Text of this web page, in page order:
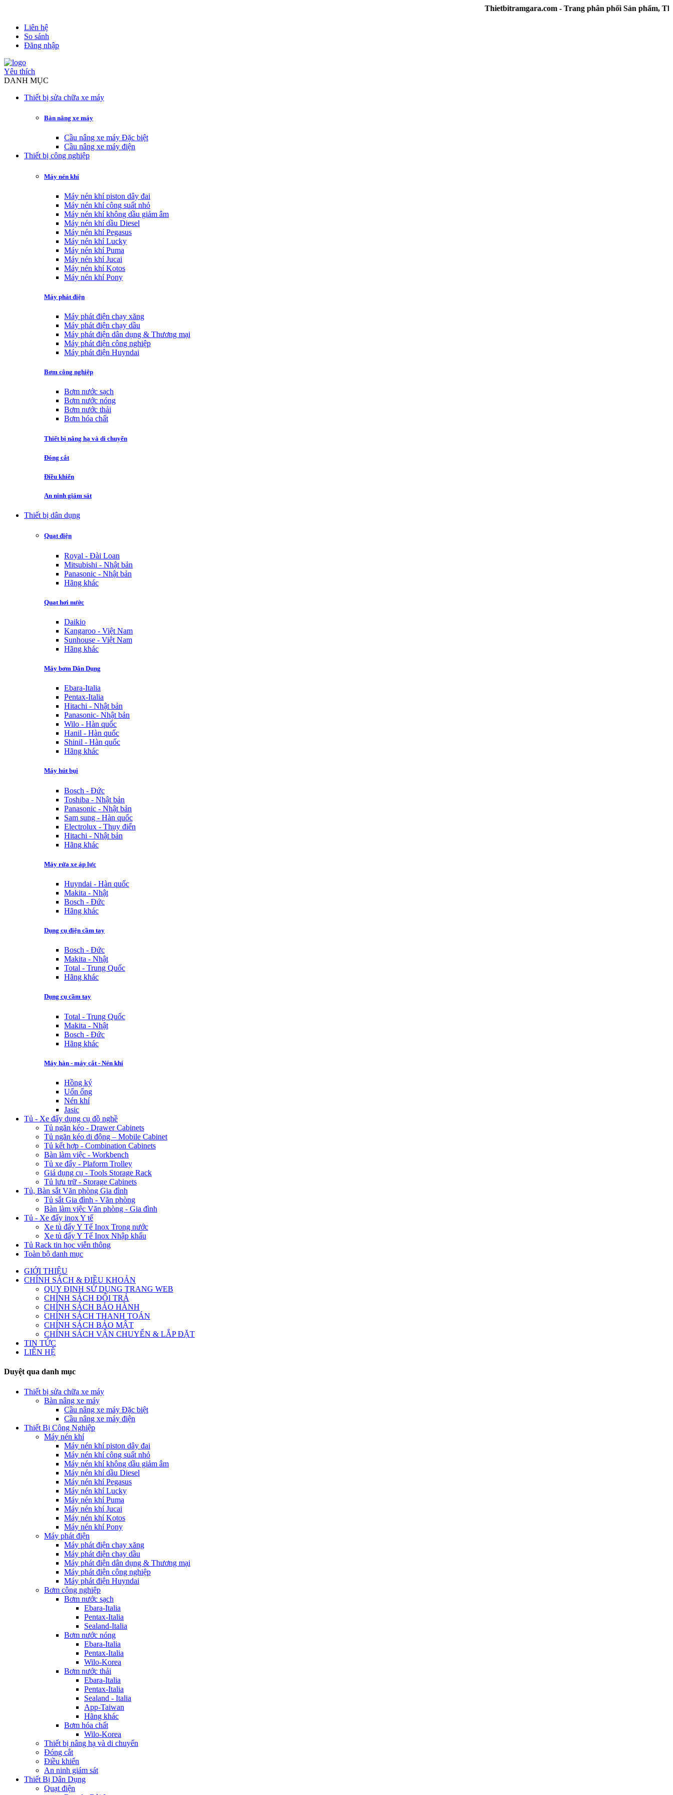
Thietbitramgara.com - Trang phân phối Sản phẩm, Thiết bị
Liên hệ
So sánh
Đăng nhập
Yêu thích
DANH MỤC
Thiết bị sửa chữa xe máy
Bàn nâng xe máy
Cầu nâng xe máy Đặc biệt
Cầu nâng xe máy điện
Thiết bị công nghiệp
Máy nén khí
Máy nén khí piston dây đai
Máy nén khí công suất nhỏ
Máy nén khí không dầu giảm âm
Máy nén khí dầu Diesel
Máy nén khí Pegasus
Máy nén khí Lucky
Máy nén khí Puma
Máy nén khí Jucai
Máy nén khí Kotos
Máy nén khí Pony
Máy phát điện
Máy phát điện chạy xăng
Máy phát điện chạy dầu
Máy phát điện dân dụng & Thương mại
Máy phát điện công nghiệp
Máy phát điện Huyndai
Bơm công nghiệp
Bơm nước sạch
Bơm nước nóng
Bơm nước thải
Bơm hóa chất
Thiết bị nâng hạ và di chuyển
Đóng cắt
Điều khiển
An ninh giám sát
Thiết bị dân dụng
Quạt điện
Royal - Đài Loan
Mitsubishi - Nhật bản
Panasonic - Nhật bản
Hãng khác
Quạt hơi nước
Daikio
Kangaroo - Việt Nam
Sunhouse - Việt Nam
Hãng khác
Máy bơm Dân Dụng
Ebara-Italia
Pentax-Italia
Hitachi - Nhật bản
Panasonic- Nhật bản
Wilo - Hàn quốc
Hanil - Hàn quốc
Shinil - Hàn quốc
Hãng khác
Máy hút bụi
Bosch - Đức
Toshiba - Nhật bản
Panasonic - Nhật bản
Sam sung - Hàn quốc
Electrolux - Thụy điển
Hitachi - Nhật bản
Hãng khác
Máy rửa xe áp lực
Huyndai - Hàn quốc
Makita - Nhật
Bosch - Đức
Hãng khác
Dụng cụ điện cầm tay
Bosch - Đức
Makita - Nhật
Total - Trung Quốc
Hãng khác
Dụng cụ cầm tay
Total - Trung Quốc
Makita - Nhật
Bosch - Đức
Hãng khác
Máy hàn - máy cắt - Nén khí
Hồng ký
Uốn ống
Nén khí
Jasic
Tủ - Xe đẩy dụng cụ đồ nghề
Tủ ngăn kéo - Drawer Cabinets
Tủ ngăn kéo di động – Mobile Cabinet
Tủ kết hợp - Combination Cabinets
Bàn làm việc - Workbench
Tủ xe đẩy - Plaform Trolley
Giá dụng cụ - Tools Storage Rack
Tủ lưu trữ - Storage Cabinets
Tủ, Bàn sắt Văn phòng Gia đình
Tủ sắt Gia đình - Văn phòng
Bàn làm việc Văn phòng - Gia đình
Tủ - Xe đẩy inox Y tế
Xe tủ đẩy Y Tế Inox Trong nước
Xe tủ đẩy Y Tế Inox Nhập khẩu
Tủ Rack tin học viễn thông
Toàn bộ danh mục
GIỚI THIỆU
CHÍNH SÁCH & ĐIỀU KHOẢN
QUY ĐỊNH SỬ DỤNG TRANG WEB
CHÍNH SÁCH ĐỔI TRẢ
CHÍNH SÁCH BẢO HÀNH
CHÍNH SÁCH THANH TOÁN
CHÍNH SÁCH BẢO MẬT
CHÍNH SÁCH VẬN CHUYỂN & LẮP ĐẶT
TIN TỨC
LIÊN HỆ
Duyệt qua danh mục
Thiết bị sửa chữa xe máy
Bàn nâng xe máy
Cầu nâng xe máy Đặc biệt
Cầu nâng xe máy điện
Thiết Bị Công Nghiệp
Máy nén khí
Máy nén khí piston dây đai
Máy nén khí công suất nhỏ
Máy nén khí không dầu giảm âm
Máy nén khí dầu Diesel
Máy nén khí Pegasus
Máy nén khí Lucky
Máy nén khí Puma
Máy nén khí Jucai
Máy nén khí Kotos
Máy nén khí Pony
Máy phát điện
Máy phát điện chạy xăng
Máy phát điện chạy dầu
Máy phát điện dân dụng & Thương mại
Máy phát điện công nghiệp
Máy phát điện Huyndai
Bơm công nghiệp
Bơm nước sạch
Ebara-Italia
Pentax-Italia
Sealand-Italia
Bơm nước nóng
Ebara-Italia
Pentax-Italia
Wilo-Korea
Bơm nước thải
Ebara-Italia
Pentax-Italia
Sealand - Italia
App-Taiwan
Hãng khác
Bơm hóa chất
Wilo-Korea
Thiết bị nâng hạ và di chuyển
Đóng cắt
Điều khiển
An ninh giám sát
Thiết Bị Dân Dụng
Quạt điện